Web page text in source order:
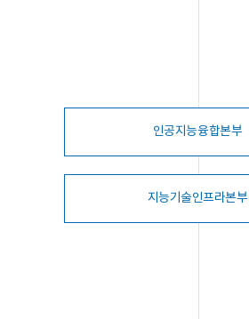
인공지능융합본부
지능기술인프라본부